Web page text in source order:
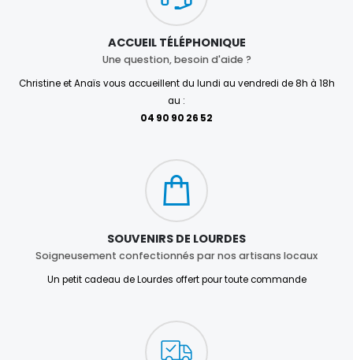
ACCUEIL TÉLÉPHONIQUE
Une question, besoin d'aide ?
Christine et Anaïs vous accueillent du lundi au vendredi de 8h à 18h
au :
04 90 90 26 52
SOUVENIRS DE LOURDES
Soigneusement confectionnés par nos artisans locaux
Un petit cadeau de Lourdes offert pour toute commande